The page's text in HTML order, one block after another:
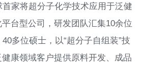
家将超分子化学技术应用于泛健
台型公司，研发团队汇集10余位
多位硕士，以“超分子自组装”技
康领域客户提供原料开发、成品